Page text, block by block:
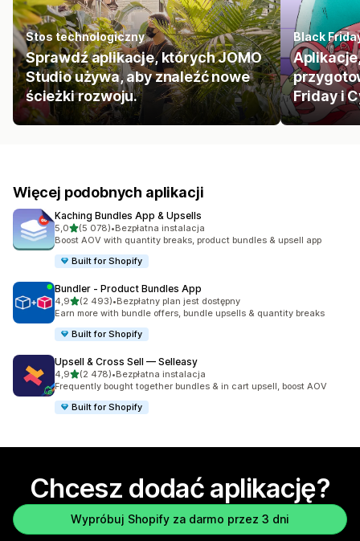
Stos technologiczny
Sprawdź aplikacje, których JOMO
Studio używa, aby znaleźć nowe
ścieżki rozwoju.
Black
Friday i
Więcej podobnych aplikacji
Kaching Bundles App & Upsells
5,0na 5 gwiazdek
(5 078)
Łączna liczba recenzji: 5078
•Bezpłatna instalacja
Boost AOV with quantity breaks, product bundles & upsell app
Built for Shopify
Bundler ‑ Product Bundles App
4,9na 5 gwiazdek
(2 493)
Łączna liczba recenzji: 2493
•Bezpłatny plan jest dostępny
Earn more with bundle offers, bundle upsells & quantity breaks
Built for Shopify
Upsell & Cross Sell — Selleasy
4,9na 5 gwiazdek
(2 478)
Łączna liczba recenzji: 2478
•Bezpłatna instalacja
Frequently bought together bundles & in cart upsell, boost AOV
Built for Shopify
Chcesz dodać aplikację?
Wypróbuj Shopify za darmo przez 3 dni